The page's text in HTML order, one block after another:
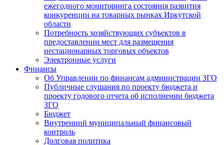
ежегодного мониторинга состояния развития
конкуренции на товарных рынках Иркутской
области
Потребность хозяйствующих субъектов в
предоставлении мест для размещения
нестационарных торговых объектов
Электронные услуги
Финансы
Об Управлении по финансам администрации ЗГО
Публичные слушания по проекту бюджета и
проекту годового отчета об исполнении бюджета
ЗГО
Бюджет
Внутренний муниципальный финансовый
контроль
Долговая политика